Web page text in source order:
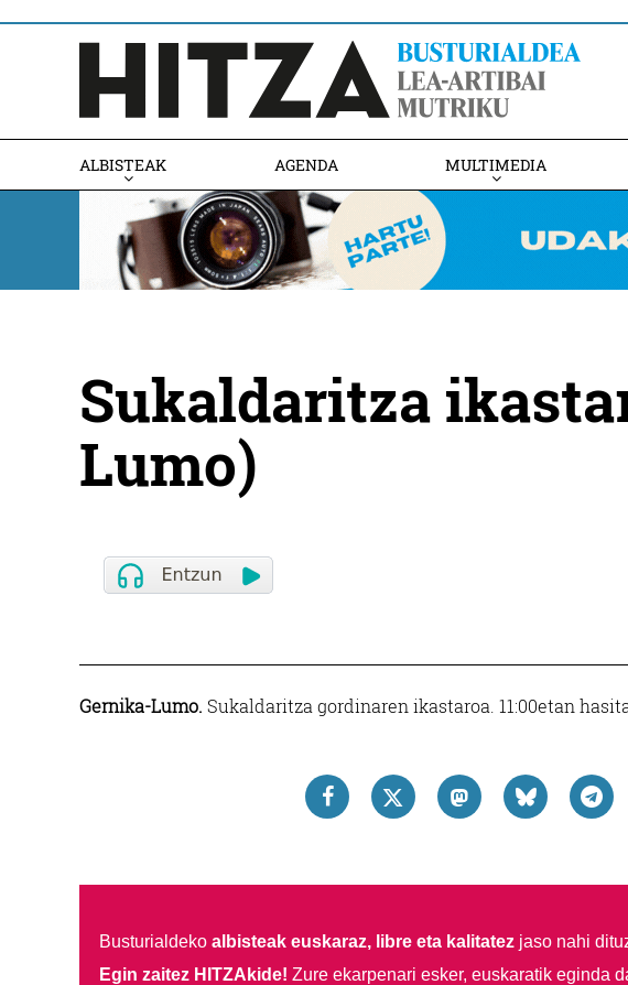
ALBISTEAK AGENDA MULTIMEDIA
Sukaldaritza
Lumo)
Gernika-Lumo. Sukaldaritza gordinaren ikastaroa. 11:00etan
Busturialdeko albisteak euskaraz, libre eta kalitatezjaso nahi
Egin zaitez HITZAkide! Zure ekarpenari esker, euskaratik eginda